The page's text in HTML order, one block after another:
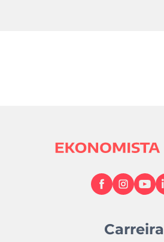
Carreira